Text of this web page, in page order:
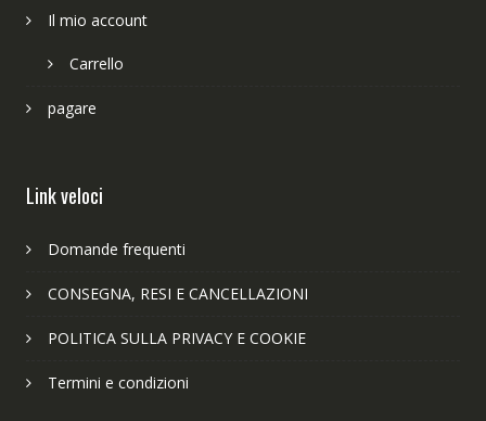
Il mio account
Carrello
pagare
Link veloci
Domande frequenti
CONSEGNA, RESI E CANCELLAZIONI
POLITICA SULLA PRIVACY E COOKIE
Termini e condizioni